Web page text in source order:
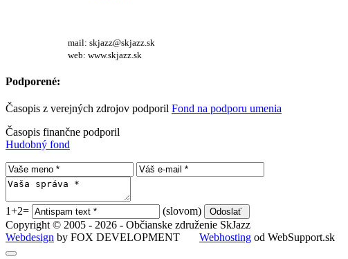
mail: skjazz@skjazz.sk
web: www.skjazz.sk
Podporené:
Časopis z verejných zdrojov podporil Fond na podporu umenia
Časopis finančne podporil
Hudobný fond
1+2=
(slovom)
Copyright © 2005 - 2026 - Občianske združenie SkJazz
Webdesign by FOX DEVELOPMENT Webhosting od WebSupport.sk